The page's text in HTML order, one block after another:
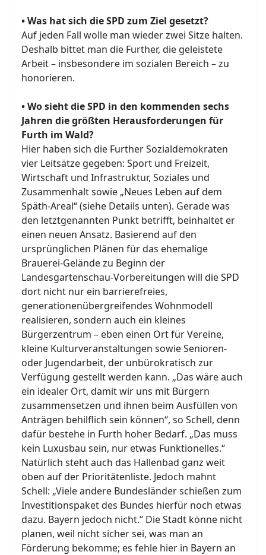
• Was hat sich die SPD zum Ziel gesetzt?
Auf jeden Fall wolle man wieder zwei Sitze halten.
Deshalb bittet man die Further, die geleistete
Arbeit – insbesondere im sozialen Bereich – zu
honorieren.
• Wo sieht die SPD in den kommenden sechs
Jahren die größten Herausforderungen für
Furth im Wald?
Hier haben sich die Further Sozialdemokraten
vier Leitsätze gegeben: Sport und Freizeit,
Wirtschaft und Infrastruktur, Soziales und
Zusammenhalt sowie „Neues Leben auf dem
Späth-Areal“ (siehe Details unten). Gerade was
den letztgenannten Punkt betrifft, beinhaltet er
einen neuen Ansatz. Basierend auf den
ursprünglichen Plänen für das ehemalige
Brauerei-Gelände zu Beginn der
Landesgartenschau-Vorbereitungen will die SPD
dort nicht nur ein barrierefreies,
generationenübergreifendes Wohnmodell
realisieren, sondern auch ein kleines
Bürgerzentrum – eben einen Ort für Vereine,
kleine Kulturveranstaltungen sowie Senioren-
oder Jugendarbeit, der unbürokratisch zur
Verfügung gestellt werden kann. „Das wäre auch
ein idealer Ort, damit wir uns mit Bürgern
zusammensetzen und ihnen beim Ausfüllen von
Anträgen behilflich sein können“, so Schell, denn
dafür bestehe in Furth hoher Bedarf. „Das muss
kein Luxusbau sein, nur etwas Funktionelles.“
Natürlich steht auch das Hallenbad ganz weit
oben auf der Prioritätenliste. Jedoch mahnt
Schell: „Viele andere Bundesländer schießen zum
Investitionspaket des Bundes hierfür noch etwas
dazu. Bayern jedoch nicht.“ Die Stadt könne nicht
planen, weil nicht sicher sei, was man an
Förderung bekomme; es fehle hier in Bayern an